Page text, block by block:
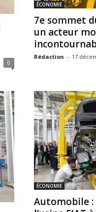
0
ÉCONOMIE
7e sommet
un acteur
Rédaction - 17
ÉCONOMIE
Automobile